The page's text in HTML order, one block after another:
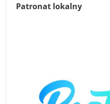
Patronat lokalny